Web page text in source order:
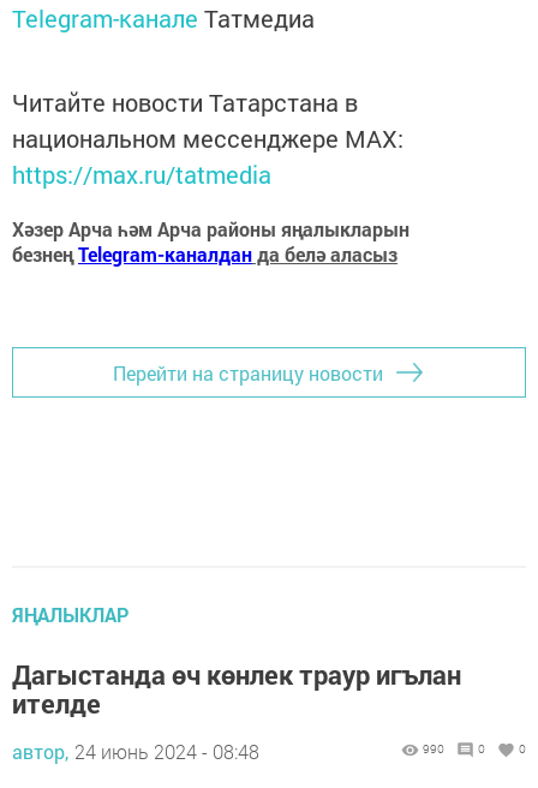
Telegram-канале Татмедиа
Читайте новости Татарстана в
национальном мессенджере MАХ:
https://max.ru/tatmedia
Хәзер Арча һәм Арча районы яңалыкларын
безнеңTelegram-каналданда белә аласыз
Перейти на страницу новости
ЯҢАЛЫКЛАР
Дагыстанда өч көнлек траур игълан
ителде
автор, 24 июнь 2024 - 08:48 990 0 0